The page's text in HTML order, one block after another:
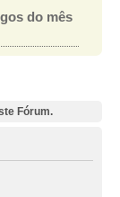
do mês
Fórum.